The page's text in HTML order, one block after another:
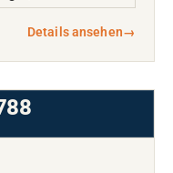
Details ansehen→